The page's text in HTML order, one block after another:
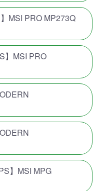
MSI PRO MP273Q
】MSI PRO
】MSI MPG